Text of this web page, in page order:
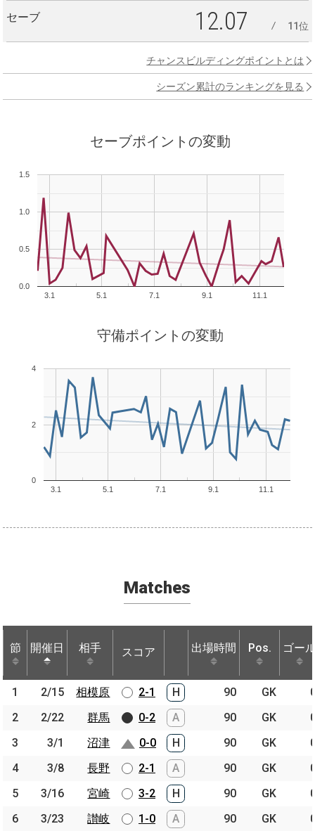
セーブ 12.07 11位
チャンスビルディングポイントとは
シーズン累計のランキングを見る
セーブポイントの変動
3.1 5.1 7.1 9.1 11.1
0.0
0.5
1.0
1.5
守備ポイントの変動
3.1 5.1 7.1 9.1 11.1
0
2
4
Matches
節 開催日 相手 スコア 出場時間 Pos. ゴー
節 開催日 相手 スコア 出場時間 Pos. ゴー
1 2/15 相模原 2-1 H 90 GK
2
2/22 群馬 0-2 A 90 GK
3
3/1 沼津 0-0 H 90 GK
4
3/8 長野 2-1 A 90 GK
5
3/16 宮崎 3-2 H 90 GK
6
3/23 讃岐 1-0 A 90 GK
節 開催日 相手
1 2/15
相模原
2
2/22
群馬
3
3/1
沼津
4
3/8
長野
5
3/16
宮崎
6
3/23 讃岐